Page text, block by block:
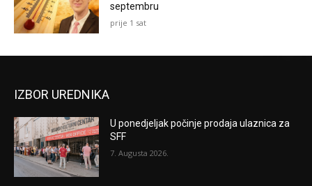
septembru
prije 1 sat
IZBOR UREDNIKA
U ponedjeljak počinje prodaja ulaznica za
SFF
7. Augusta 2026.